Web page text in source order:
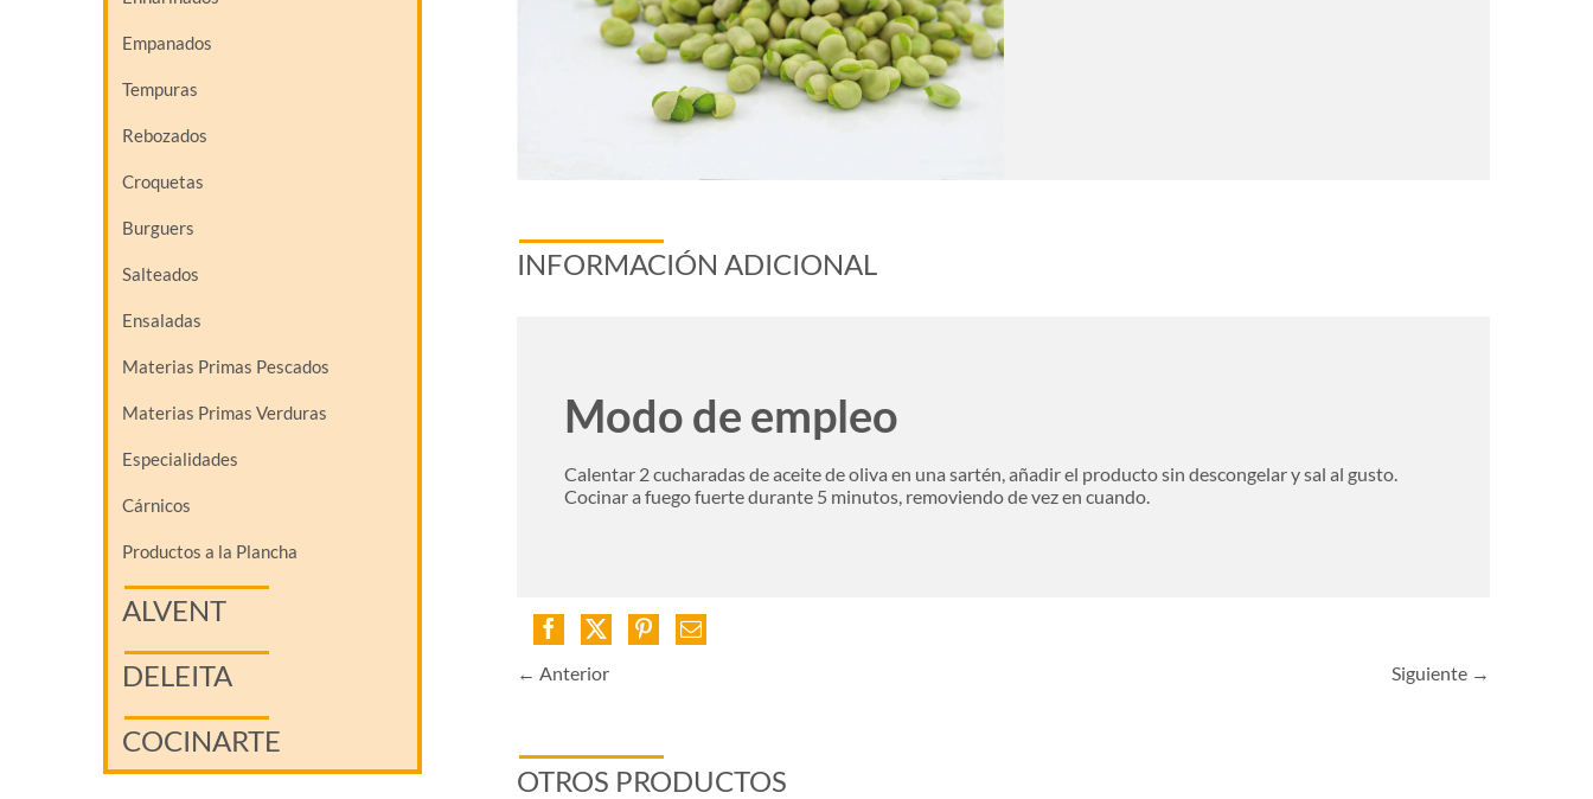
INFORMACIÓN ADICIONAL
Modo de empleo
Calentar 2 cucharadas de aceite de oliva en una sartén, añadir el producto sin descongelar y sal al gusto.
Cocinar a fuego fuerte durante 5 minutos, removiendo de vez en cuando.
← Anterior Siguiente →
OTROS PRODUCTOS
Empanados
Tempuras
Rebozados
Croquetas
Burguers
Salteados
Ensaladas
Materias Primas Pescados
Materias Primas Verduras
Especialidades
Cárnicos
Productos a la Plancha
ALVENT
DELEITA
COCINARTE